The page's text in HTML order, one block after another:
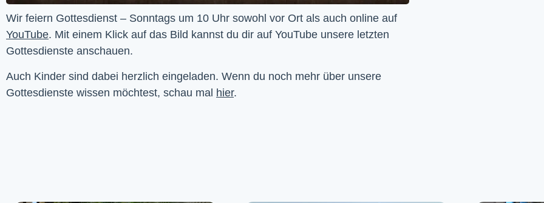
YouTube. Mit einem Klick auf das Bild kannst du dir auf YouTube unsere letzten
Gottesdienste anschauen.
Auch Kinder sind dabei herzlich eingeladen. Wenn du noch mehr über unsere
Gottesdienste wissen möchtest, schau mal hier.